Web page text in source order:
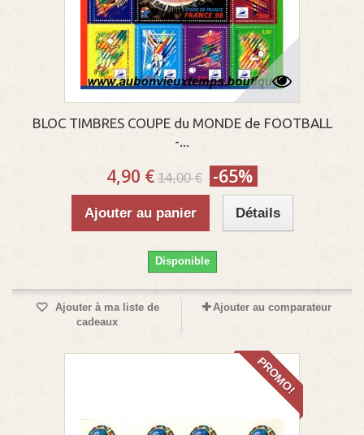
BLOC TIMBRES COUPE du MONDE de FOOTBALL
-...
4,90 € 14,00 € -65%
Ajouter au panier Détails
Disponible
Ajouter à ma liste de
cadeaux
Ajouter au comparateur
PROMO!